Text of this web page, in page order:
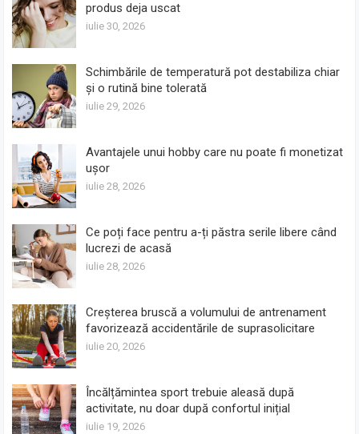
produs deja uscat
iulie 30, 2026
Schimbările de temperatură pot destabiliza chiar
și o rutină bine tolerată
iulie 29, 2026
Avantajele unui hobby care nu poate fi monetizat
ușor
iulie 28, 2026
Ce poți face pentru a-ți păstra serile libere când
lucrezi de acasă
iulie 28, 2026
Creșterea bruscă a volumului de antrenament
favorizează accidentările de suprasolicitare
iulie 20, 2026
Încălțămintea sport trebuie aleasă după
activitate, nu doar după confortul inițial
iulie 19, 2026